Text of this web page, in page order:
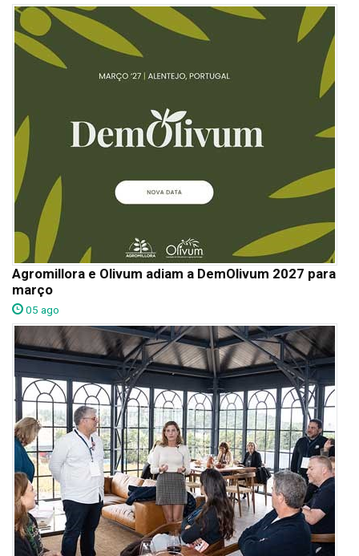
Agromillora e Olivum adiam a DemOlivum 2027 para
março
05 ago